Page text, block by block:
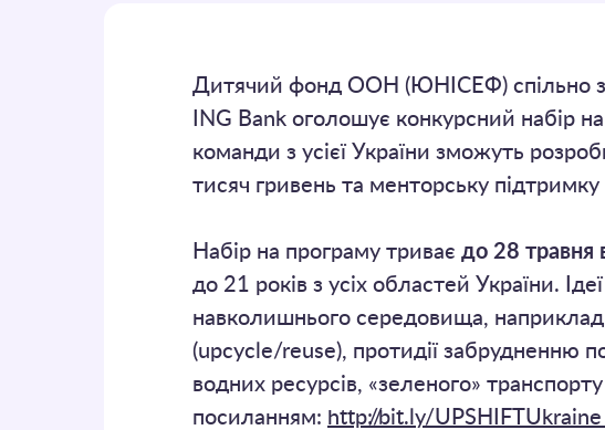
Дитячий фонд ООН (ЮНІСЕФ) спільно з
ING Bank оголошує конкурсний набір
команди з усієї України зможуть
тисяч гривень та менторську підтримку
Набір на програму триває до 28 травня
до 21 років з усіх областей України.
навколишнього середовища,
(upcycle/reuse), протидії забрудненню
водних ресурсів, «зеленого»
посиланням: http://bit.ly/